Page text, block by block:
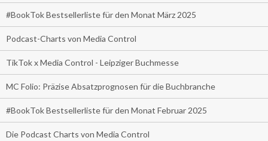
#BookTok Bestsellerliste für den Monat März 2025
Podcast-Charts von Media Control
TikTok x Media Control - Leipziger Buchmesse
MC Folio: Präzise Absatzprognosen für die Buchbranche
#BookTok Bestsellerliste für den Monat Februar 2025
Die Podcast Charts von Media Control